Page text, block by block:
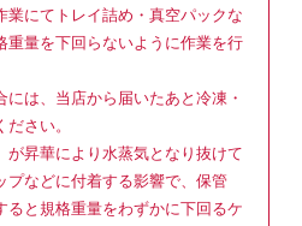
業にてトレイ詰め・真空パックな
量を下回らないように作業を行
は、当店から届いたあと冷凍・
さい。
が昇華により水蒸気となり抜けて
プなどに付着する影響で、保管
と規格重量をわずかに下回るケ